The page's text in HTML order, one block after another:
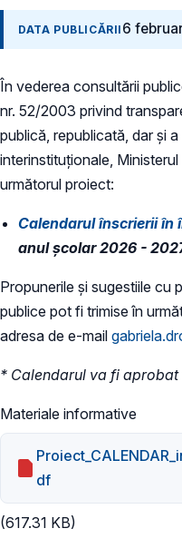
DATA PUBLICĂRII 6
În vederea consultării
nr. 52/2003 privind
publică, republicată, dar și
interinstituționale,
următorul proiect:
Calendarul înscrierii
anul şcolar 2026 -
​Propunerile și sugestiile cu
publice pot fi trimise în
adresa de e-mail
* Calendarul va fi
Materiale informative
df
(617.31 KB)